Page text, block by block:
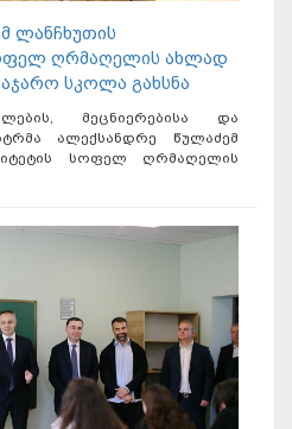
ლანჩხუთის
ღრმაღელის ახლად
სკოლა გახსნა
მეცნიერებისა და
ალექსანდრე წულაძემ
სოფელ ღრმაღელის